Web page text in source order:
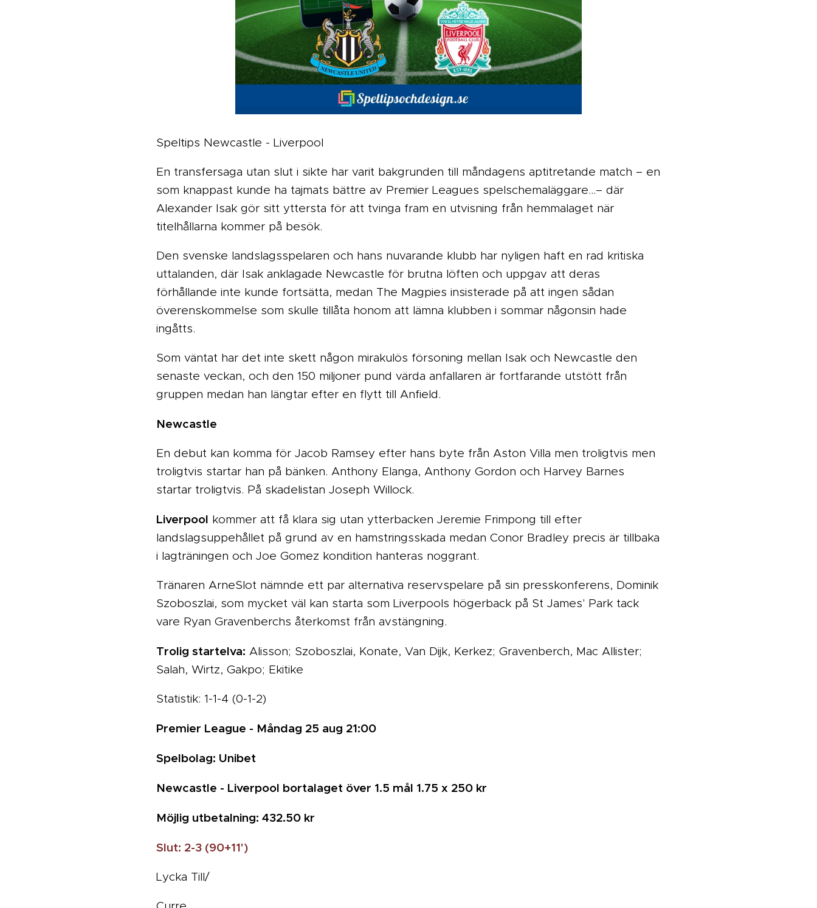
Speltips Newcastle - Liverpool
En transfersaga utan slut i sikte har varit bakgrunden till måndagens aptitretande match – en
som knappast kunde ha tajmats bättre av Premier Leagues spelschemaläggare…– där
Alexander Isak gör sitt yttersta för att tvinga fram en utvisning från hemmalaget när
titelhållarna kommer på besök.
Den svenske landslagsspelaren och hans nuvarande klubb har nyligen haft en rad kritiska
uttalanden, där Isak anklagade Newcastle för brutna löften och uppgav att deras
förhållande inte kunde fortsätta, medan The Magpies insisterade på att ingen sådan
överenskommelse som skulle tillåta honom att lämna klubben i sommar någonsin hade
ingåtts.
Som väntat har det inte skett någon mirakulös försoning mellan Isak och Newcastle den
senaste veckan, och den 150 miljoner pund värda anfallaren är fortfarande utstött från
gruppen medan han längtar efter en flytt till Anfield.
Newcastle
En debut kan komma för Jacob Ramsey efter hans byte från Aston Villa men troligtvis men
troligtvis startar han på bänken. Anthony Elanga, Anthony Gordon och Harvey Barnes
startar troligtvis. På skadelistan Joseph Willock.
Liverpool kommer att få klara sig utan ytterbacken Jeremie Frimpong till efter
landslagsuppehållet på grund av en hamstringsskada medan Conor Bradley precis är tillbaka
i lagträningen och Joe Gomez kondition hanteras noggrant.
Tränaren ArneSlot nämnde ett par alternativa reservspelare på sin presskonferens, Dominik
Szoboszlai, som mycket väl kan starta som Liverpools högerback på St James' Park tack
vare Ryan Gravenberchs återkomst från avstängning.
Trolig startelva: Alisson; Szoboszlai, Konate, Van Dijk, Kerkez; Gravenberch, Mac Allister;
Salah, Wirtz, Gakpo; Ekitike
Statistik: 1-1-4 (0-1-2)
Premier League - Måndag 25 aug 21:00
Spelbolag: Unibet
Newcastle - Liverpool bortalaget över 1.5 mål 1.75 x 250 kr
Möjlig utbetalning: 432.50 kr
Slut: 2-3 (90+11')
Lycka Till/